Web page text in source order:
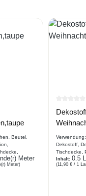
Bewertung von 0
Beutel,
Stuhl,Meter
Meter)
Dekostoff,
Tischdecke,
Stuhl,
Inhalt:0.5
(11,90 € / 1